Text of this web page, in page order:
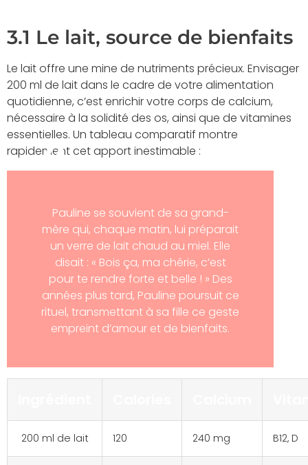
3.1 Le lait, source de bienfaits
Le lait offre une mine de nutriments précieux. Envisager
200 ml de lait dans le cadre de votre alimentation
quotidienne, c’est enrichir votre corps de calcium,
nécessaire à la solidité des os, ainsi que de vitamines
essentielles. Un tableau comparatif montre
rapidement cet apport inestimable :
Pauline se souvient de sa grand-
mère qui, chaque matin, lui préparait
un verre de lait chaud au miel. Elle
disait : « Bois ça, ma chérie, c’est
pour te rendre forte et belle ! » Des
années plus tard, Pauline poursuit ce
rituel, transmettant à sa fille ce geste
empreint d’amour et de bienfaits.
200 ml de lait 120 240 mg B12, D